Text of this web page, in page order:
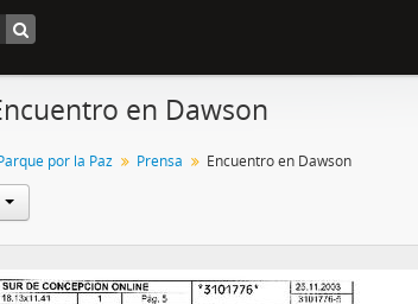
en Dawson
por la Paz Prensa Encuentro en Dawson